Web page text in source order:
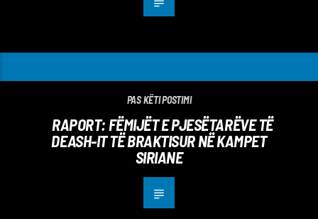
PAS KËTI POSTIMI
RAPORT: FËMIJËT E PJESËTARËVE TË
DEASH-IT TË BRAKTISUR NË KAMPET
SIRIANE